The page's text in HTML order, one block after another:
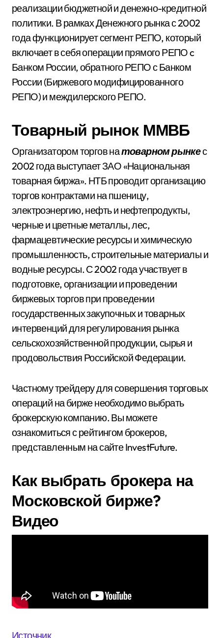
реализации бюджетной и денежно-кредитной
политики. В рамках Денежного рынка с 2002
года функционирует сегмент РЕПО, который
включает в себя операции прямого РЕПО c
Банком России, обратного РЕПО с Банком
России (Биржевого модифицированного
РЕПО) и междилерского РЕПО.
Товарный рынок ММВБ
Организатором торгов натоварном рынкес
2002 года выступает ЗАО «Национальная
товарная биржа». НТБ проводит организацию
торгов контрактами на пшеницу,
электроэнергию, нефть и нефтепродукты,
черные и цветные металлы, лес,
фармацевтические ресурсы и химическую
промышленность, строительные материалы и
водные ресурсы. С 2002 года участвует в
подготовке, организации и проведении
биржевых торгов при проведении
государственных закупочных и товарных
интервенций для регулирования рынка
сельскохозяйственной продукции, сырья и
продовольствия Российской Федерации.
Частному трейдеру для совершения торговых
операций на бирже необходимо выбрать
брокерскую компанию. Вы можете
ознакомиться с рейтингом брокеров,
представленным на сайте InvestFuture.
Как выбрать брокера на
Московской бирже?
Видео
Источник